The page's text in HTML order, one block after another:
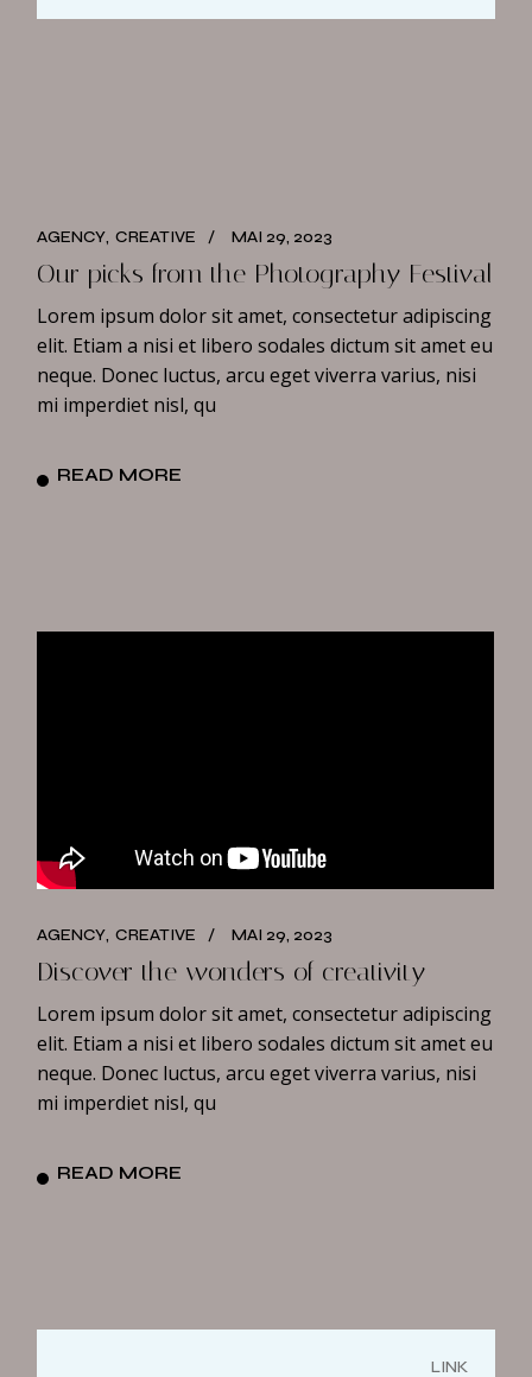
AGENCY CREATIVE MAI 29, 2023
Our picks from the Photography Festival
Lorem ipsum dolor sit amet, consectetur adipiscing
elit. Etiam a nisi et libero sodales dictum sit amet eu
neque. Donec luctus, arcu eget viverra varius, nisi
mi imperdiet nisl, qu
READ MORE
AGENCY CREATIVE MAI 29, 2023
Discover the wonders of creativity
Lorem ipsum dolor sit amet, consectetur adipiscing
elit. Etiam a nisi et libero sodales dictum sit amet eu
neque. Donec luctus, arcu eget viverra varius, nisi
mi imperdiet nisl, qu
READ MORE
LINK